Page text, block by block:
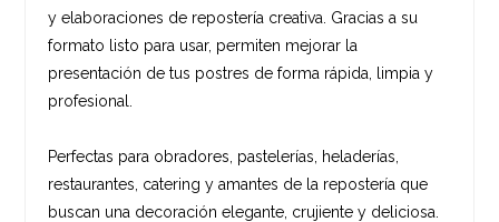
y elaboraciones de repostería creativa. Gracias a su
formato listo para usar, permiten mejorar la
presentación de tus postres de forma rápida, limpia y
profesional.
Perfectas para obradores, pastelerías, heladerías,
restaurantes, catering y amantes de la repostería que
buscan una decoración elegante, crujiente y deliciosa.